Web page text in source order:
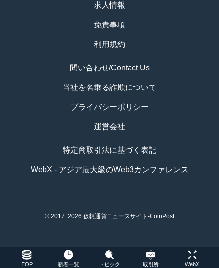
TOP 新着一覧 トピック 取引所 WebX
求人情報
免責事項
利用規約
問い合わせ/Contact Us
当社を名乗る詐欺について
プライバシーポリシー
運営会社
特定商取引法に基づく表記
WebX - アジア最大級のWeb3カンファレンス
© 2017−2026 仮想通貨ニュースサイト-CoinPost